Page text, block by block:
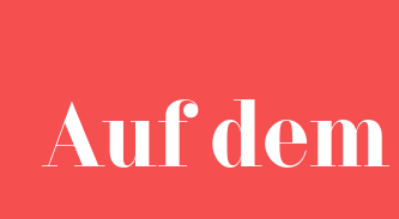
Auf